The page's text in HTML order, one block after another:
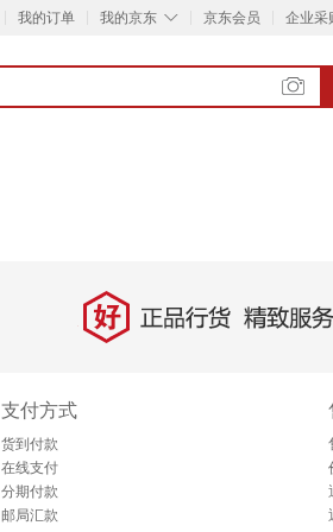
我的订单 ◇
我的京东 京东会员 企业采
好 正品行货，精致服务
支付方式
货到付款
在线支付
分期付款
邮局汇款